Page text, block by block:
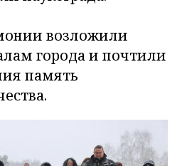
возложили
города и почтили
память